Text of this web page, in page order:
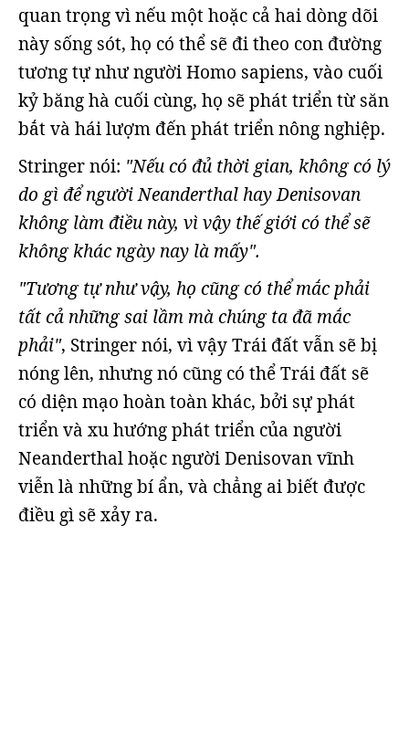
quan trọng vì nếu một hoặc cả hai dòng dõi
này sống sót, họ có thể sẽ đi theo con đường
tương tự như người Homo sapiens, vào cuối
kỷ băng hà cuối cùng, họ sẽ phát triển từ săn
bắt và hái lượm đến phát triển nông nghiệp.
Stringer nói: "Nếu có đủ thời gian, không có lý
do gì để người Neanderthal hay Denisovan
không làm điều này, vì vậy thế giới có thể sẽ
không khác ngày nay là mấy".
"Tương tự như vậy, họ cũng có thể mắc phải
tất cả những sai lầm mà chúng ta đã mắc
phải", Stringer nói, vì vậy Trái đất vẫn sẽ bị
nóng lên, nhưng nó cũng có thể Trái đất sẽ
có diện mạo hoàn toàn khác, bởi sự phát
triển và xu hướng phát triển của người
Neanderthal hoặc người Denisovan vĩnh
viễn là những bí ẩn, và chẳng ai biết được
điều gì sẽ xảy ra.